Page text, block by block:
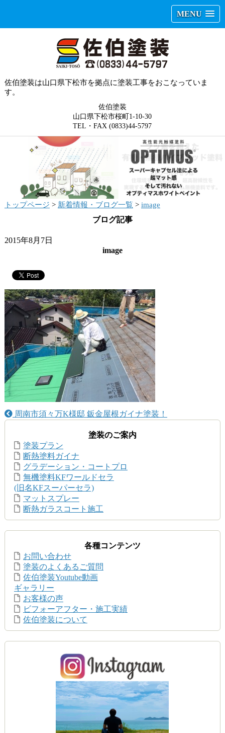
MENU
佐伯塗装は山口県下松市を拠点に塗装工事をおこなっていま
す。
佐伯塗装
山口県下松市桜町1-10-30
TEL・FAX (0833)44-5797
トップページ > 新着情報・ブログ一覧> image
ブログ記事
2015年8月7日
image
周南市須々万K様邸 鈑金屋根ガイナ塗装！
塗装のご案内
塗装プラン
断熱塗料ガイナ
グラデーション・コートプロ
無機塗料KFワールドセラ
(旧名KFスーパーセラ)
マットスプレー
断熱ガラスコート施工
各種コンテンツ
お問い合わせ
塗装のよくあるご質問
佐伯塗装Youtube動画
ギャラリー
お客様の声
ビフォーアフター・施工実績
佐伯塗装について